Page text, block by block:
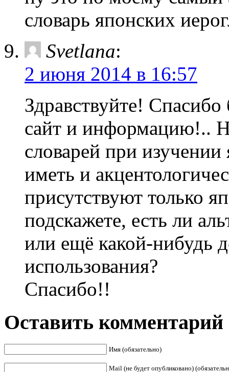
словарь японских
Svetlana:
2 июня 2014 в 16:57
Здравствуйте!
сайт и информацию!..
словарей при
иметь и
присутствуют только
подскажете, есть ли
или ещё какой-нибудь
использования?
Спасибо!!
Оставить комментарий
Имя (обязательно)
Mail (не будет опубликовано)